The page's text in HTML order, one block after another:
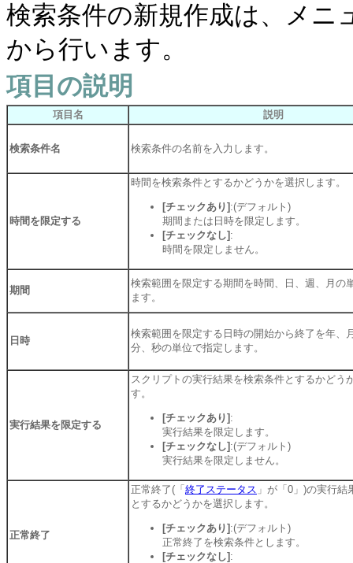
検索条件の新規作成は、メニ
から行います。
項目の説明
項目名 説明
検索条件名 検索条件の名前を入力します。
時間を限定する
時間を検索条件とするかどうかを選択します。
[チェックあり] :(デフォルト)
期間または日時を限定します。
[チェックなし] :
時間を限定しません。
期間
検索範囲を限定する期間を時間、日、週、月の
ます。
日時
検索範囲を限定する日時の開始から終了を年、
分、秒の単位で指定します。
実行結果を限定する
スクリプトの実行結果を検索条件とするかどう
す。
[チェックあり] :
実行結果を限定します。
[チェックなし] :(デフォルト)
実行結果を限定しません。
正常終了
正常終了(「 終了ステータス 」が「0」)の実行結
とするかどうかを選択します。
[チェックあり] :(デフォルト)
正常終了を検索条件とします。
[チェックなし] :